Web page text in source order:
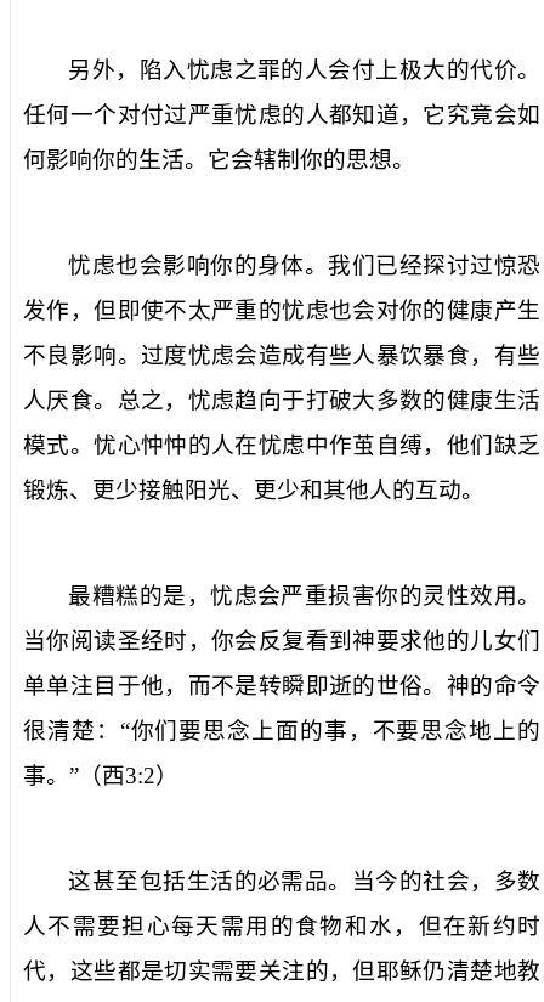
另外，陷入忧虑之罪的人会付上极大的代价。
任何一个对付过严重忧虑的人都知道，它究竟会如
何影响你的生活。它会辖制你的思想。
忧虑也会影响你的身体。我们已经探讨过惊恐
发作，但即使不太严重的忧虑也会对你的健康产生
不良影响。过度忧虑会造成有些人暴饮暴食，有些
人厌食。总之，忧虑趋向于打破大多数的健康生活
模式。忧心忡忡的人在忧虑中作茧自缚，他们缺乏
锻炼、更少接触阳光、更少和其他人的互动。
最糟糕的是，忧虑会严重损害你的灵性效用。
当你阅读圣经时，你会反复看到神要求他的儿女们
单单注目于他，而不是转瞬即逝的世俗。神的命令
很清楚：“你们要思念上面的事，不要思念地上的
事。”（西3:2）
这甚至包括生活的必需品。当今的社会，多数
人不需要担心每天需用的食物和水，但在新约时
代，这些都是切实需要关注的，但耶稣仍清楚地教